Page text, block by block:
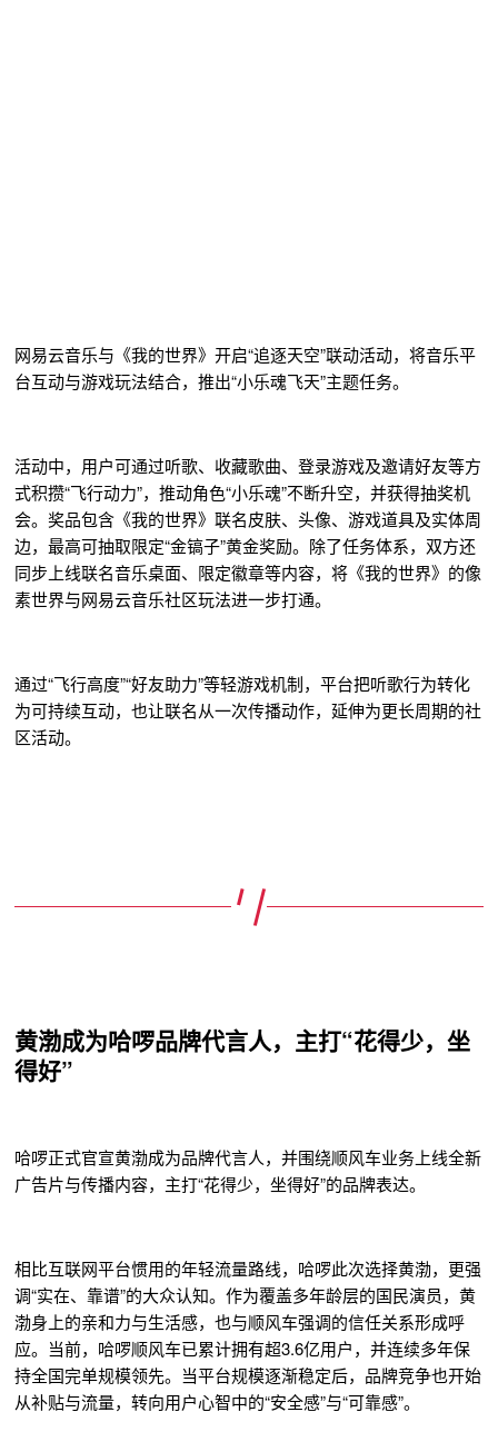
网易云音乐与《我的世界》开启“追逐天空”联动活动，将音乐平
台互动与游戏玩法结合，推出“小乐魂飞天”主题任务。
活动中，用户可通过听歌、收藏歌曲、登录游戏及邀请好友等方
式积攒“飞行动力”，推动角色“小乐魂”不断升空，并获得抽奖机
会。奖品包含《我的世界》联名皮肤、头像、游戏道具及实体周
边，最高可抽取限定“金镐子”黄金奖励。除了任务体系，双方还
同步上线联名音乐桌面、限定徽章等内容，将《我的世界》的像
素世界与网易云音乐社区玩法进一步打通。
通过“飞行高度”“好友助力”等轻游戏机制，平台把听歌行为转化
为可持续互动，也让联名从一次传播动作，延伸为更长周期的社
区活动。
黄渤成为哈啰品牌代言人，主打“花得少，坐
得好”
哈啰正式官宣黄渤成为品牌代言人，并围绕顺风车业务上线全新
广告片与传播内容，主打“花得少，坐得好”的品牌表达。
相比互联网平台惯用的年轻流量路线，哈啰此次选择黄渤，更强
调“实在、靠谱”的大众认知。作为覆盖多年龄层的国民演员，黄
渤身上的亲和力与生活感，也与顺风车强调的信任关系形成呼
应。当前，哈啰顺风车已累计拥有超3.6亿用户，并连续多年保
持全国完单规模领先。当平台规模逐渐稳定后，品牌竞争也开始
从补贴与流量，转向用户心智中的“安全感”与“可靠感”。